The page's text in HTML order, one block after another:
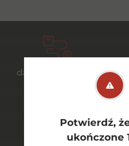
Potwierdź,
ukończone
darmowa dostawa
bezpieczne